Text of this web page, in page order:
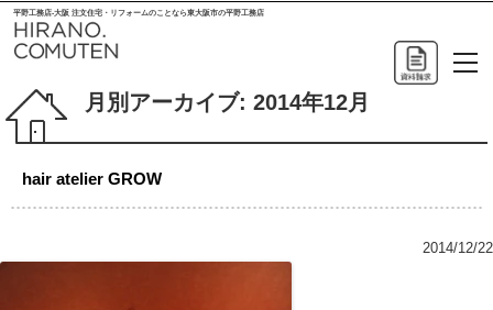
平野工務店-大阪 注文住宅・リフォームのことなら東大阪市の平野工務店
月別アーカイブ: 2014年12月
hair atelier GROW
2014/12/22